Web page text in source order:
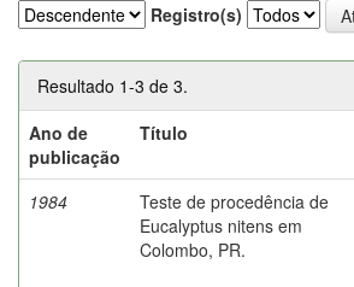
Registro(s)
Resultado 1-3 de 3.
Ano de
publicação
Título
1984
Teste de procedência de
Eucalyptus nitens em
Colombo, PR.